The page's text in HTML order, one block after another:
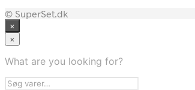
© SuperSet.dk
×
×
What are you looking for?